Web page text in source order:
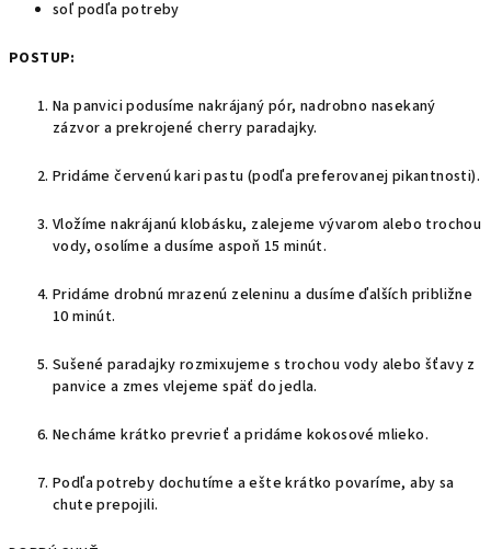
soľ podľa potreby
POSTUP:
Na panvici podusíme nakrájaný pór, nadrobno nasekaný
zázvor a prekrojené cherry paradajky.
Pridáme červenú kari pastu (podľa preferovanej pikantnosti).
Vložíme nakrájanú klobásku, zalejeme vývarom alebo trochou
vody, osolíme a dusíme aspoň 15 minút.
Pridáme drobnú mrazenú zeleninu a dusíme ďalších približne
10 minút.
Sušené paradajky rozmixujeme s trochou vody alebo šťavy z
panvice a zmes vlejeme späť do jedla.
Necháme krátko prevrieť a pridáme kokosové mlieko.
Podľa potreby dochutíme a ešte krátko povaríme, aby sa
chute prepojili.